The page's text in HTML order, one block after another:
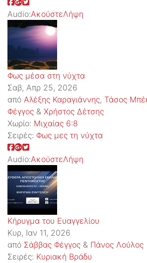
Audio:ΑκούστεΛήψη
Φως μέσα στη νύχτα
Σαβ, Απρ 25, 2026
από Αλέξης Καραγιάννης, Τάσος
Φέγγος & Χρήστος Δέτσης
Χωρίο: Μιχαίας 6:8
Σειρές: Φως μες τη νύχτα
Audio:ΑκούστεΛήψη
Κήρυγμα του Ευαγγελίου
Κυρ, Ιαν 11, 2026
από Σάββας Φέγγος & Πάνος Λούλος
Σειρές: Kυριακή Βράδυ